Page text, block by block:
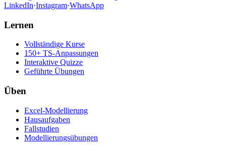
LinkedIn·Instagram·WhatsApp
Lernen
Vollständige Kurse
150+ TS-Anpassungen
Interaktive Quizze
Geführte Übungen
Üben
Excel-Modellierung
Hausaufgaben
Fallstudien
Modellierungsübungen